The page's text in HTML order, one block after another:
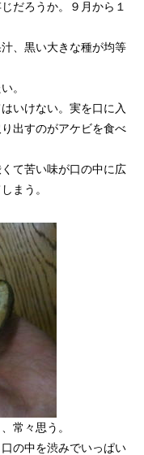
だろうか。９月から１
、黒い大きな種が均等
。
いけない。実を口に入
出すのがアケビを食べ
て苦い味が口の中に広
まう。
常々思う。
の中を渋みでいっぱい